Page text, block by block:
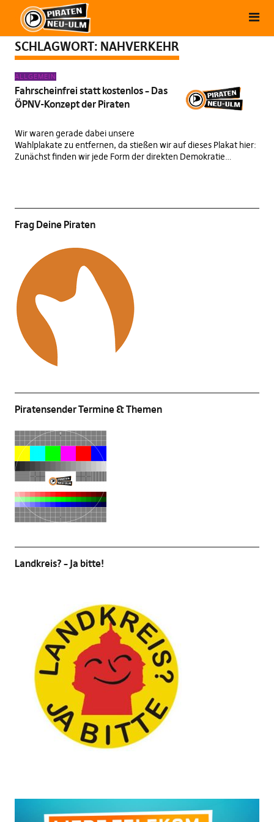
SCHLAGWORT: NAHVERKEHR
ALLGEMEIN
Fahrscheinfrei statt kostenlos – Das
ÖPNV-Konzept der Piraten
Wir waren gerade dabei unsere
Wahlplakate zu entfernen, da stießen wir auf dieses Plakat hier:
Zunächst finden wir jede Form der direkten Demokratie…
Frag Deine Piraten
Piratensender Termine & Themen
Landkreis? – Ja bitte!